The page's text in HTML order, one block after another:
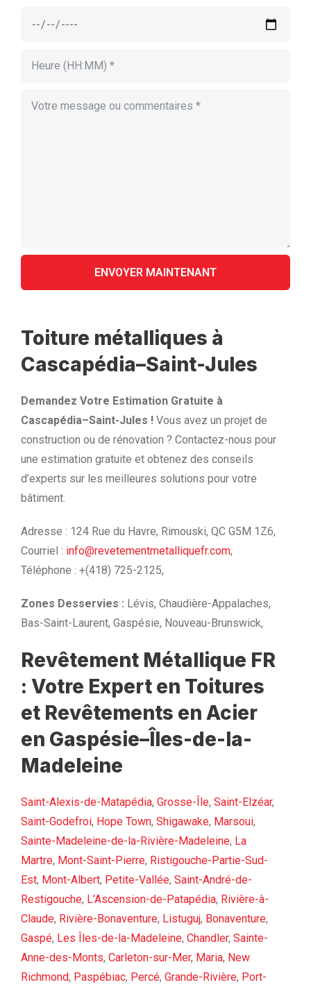
Toiture métalliques à
Cascapédia–Saint-Jules
Demandez Votre Estimation Gratuite à
Cascapédia–Saint-Jules ! Vous avez un projet de
construction ou de rénovation ? Contactez-nous pour
une estimation gratuite et obtenez des conseils
d’experts sur les meilleures solutions pour votre
bâtiment.
Adresse : 124 Rue du Havre, Rimouski, QC G5M 1Z6,
Courriel : info@revetementmetalliquefr.com,
Téléphone : +(418) 725-2125,
Zones Desservies : Lévis, Chaudière-Appalaches,
Bas-Saint-Laurent, Gaspésie, Nouveau-Brunswick,
Revêtement Métallique FR
: Votre Expert en Toitures
et Revêtements en Acier
en Gaspésie–Îles-de-la-
Madeleine
Saint-Alexis-de-Matapédia, Grosse-Île, Saint-Elzéar,
Saint-Godefroi, Hope Town, Shigawake, Marsoui,
Sainte-Madeleine-de-la-Rivière-Madeleine, La
Martre, Mont-Saint-Pierre, Ristigouche-Partie-Sud-
Est, Mont-Albert, Petite-Vallée, Saint-André-de-
Restigouche, L’Ascension-de-Patapédia, Rivière-à-
Claude, Rivière-Bonaventure, Listuguj, Bonaventure,
Gaspé, Les Îles-de-la-Madeleine, Chandler, Sainte-
Anne-des-Monts, Carleton-sur-Mer, Maria, New
Richmond, Paspébiac, Percé, Grande-Rivière, Port-